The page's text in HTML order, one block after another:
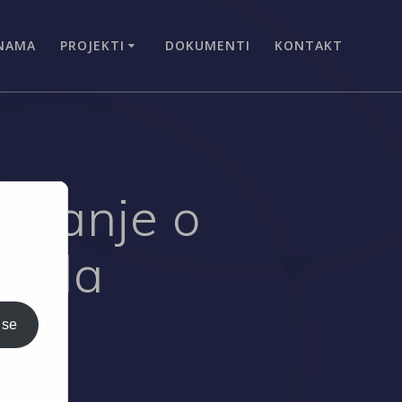
PROJEKTI DOKUMENTI KONTAKT
o